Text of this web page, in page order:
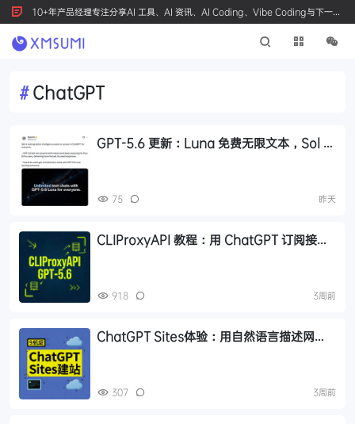
10+年产品经理专注分享AI 工具、AI 资讯、AI Coding、Vibe Coding与下一代
产品创新，按 Ctrl+D 收藏我们
#ChatGPT
GPT-5.6 更新：Luna 免费无限文本，Sol 统
75 昨天
CLIProxyAPI 教程：用 ChatGPT 订阅接入
918 3周前
ChatGPT Sites体验：用自然语言描述网
307 3周前